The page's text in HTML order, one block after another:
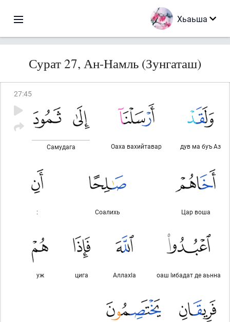
Хьаьша
Сурат 27, Ан-Намль (Зунгаташ)
27:45
дув ма буъ Аз
Оаха вахийтавар
Самудага
Цар воша
Соалихь
:
оаш lибадат де аьнна
Аллахlа
цига
уж